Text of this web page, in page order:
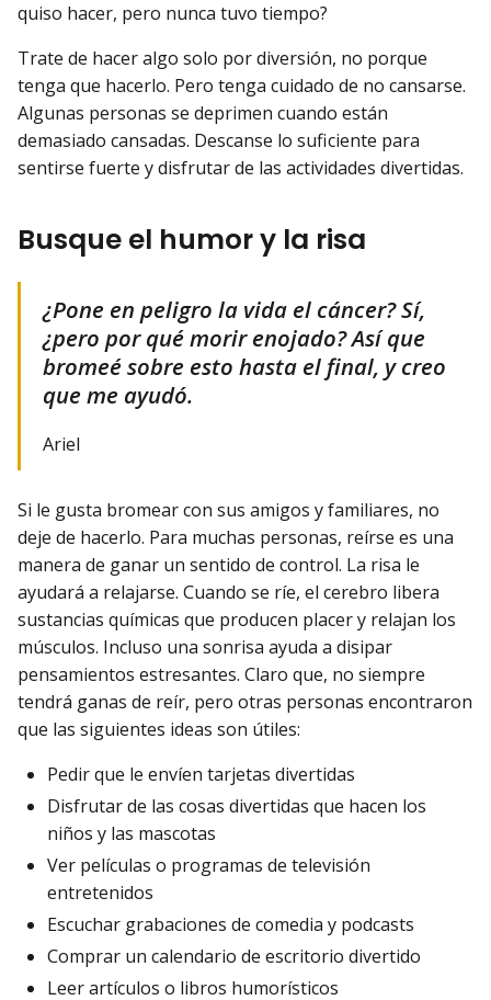
quiso hacer, pero nunca tuvo tiempo?
Trate de hacer algo solo por diversión, no porque
tenga que hacerlo. Pero tenga cuidado de no cansarse.
Algunas personas se deprimen cuando están
demasiado cansadas. Descanse lo suficiente para
sentirse fuerte y disfrutar de las actividades divertidas.
Busque el humor y la risa
¿Pone en peligro la vida el cáncer? Sí,
¿pero por qué morir enojado? Así que
bromeé sobre esto hasta el final, y creo
que me ayudó.
Ariel
Si le gusta bromear con sus amigos y familiares, no
deje de hacerlo. Para muchas personas, reírse es una
manera de ganar un sentido de control. La risa le
ayudará a relajarse. Cuando se ríe, el cerebro libera
sustancias químicas que producen placer y relajan los
músculos. Incluso una sonrisa ayuda a disipar
pensamientos estresantes. Claro que, no siempre
tendrá ganas de reír, pero otras personas encontraron
que las siguientes ideas son útiles:
Pedir que le envíen tarjetas divertidas
Disfrutar de las cosas divertidas que hacen los
niños y las mascotas
Ver películas o programas de televisión
entretenidos
Escuchar grabaciones de comedia y podcasts
Comprar un calendario de escritorio divertido
Leer artículos o libros humorísticos